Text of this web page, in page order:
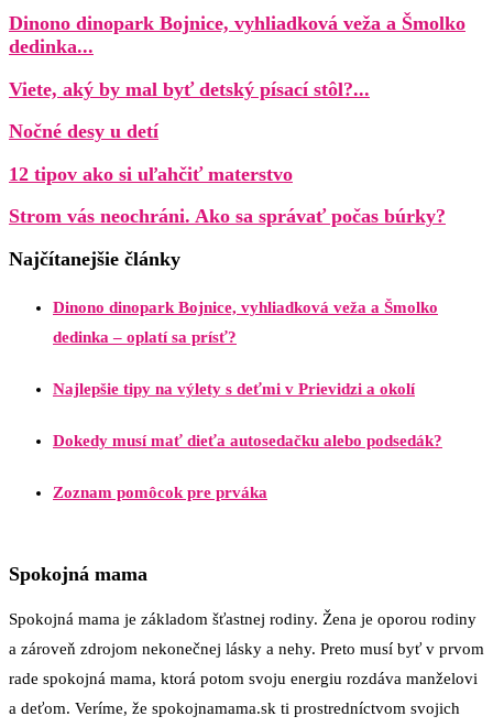
Dinono dinopark Bojnice, vyhliadková veža a Šmolko
dedinka...
Viete, aký by mal byť detský písací stôl?...
Nočné desy u detí
12 tipov ako si uľahčiť materstvo
Strom vás neochráni. Ako sa správať počas búrky?
Najčítanejšie články
Dinono dinopark Bojnice, vyhliadková veža a Šmolko
dedinka – oplatí sa prísť?
Najlepšie tipy na výlety s deťmi v Prievidzi a okolí
Dokedy musí mať dieťa autosedačku alebo podsedák?
Zoznam pomôcok pre prváka
Spokojná mama
Spokojná mama je základom šťastnej rodiny. Žena je oporou rodiny
a zároveň zdrojom nekonečnej lásky a nehy. Preto musí byť v prvom
rade spokojná mama, ktorá potom svoju energiu rozdáva manželovi
a deťom. Veríme, že spokojnamama.sk ti prostredníctvom svojich